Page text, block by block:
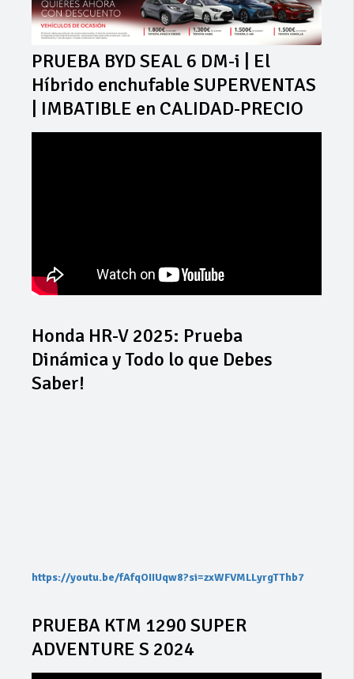
PRUEBA BYD SEAL 6 DM-i | El
Híbrido enchufable SUPERVENTAS
| IMBATIBLE en CALIDAD-PRECIO
Honda HR-V 2025: Prueba
Dinámica y Todo lo que Debes
Saber!
https://youtu.be/fAfqOIIUqw8?si=zxWFVMLLyrgTThb7
PRUEBA KTM 1290 SUPER
ADVENTURE S 2024